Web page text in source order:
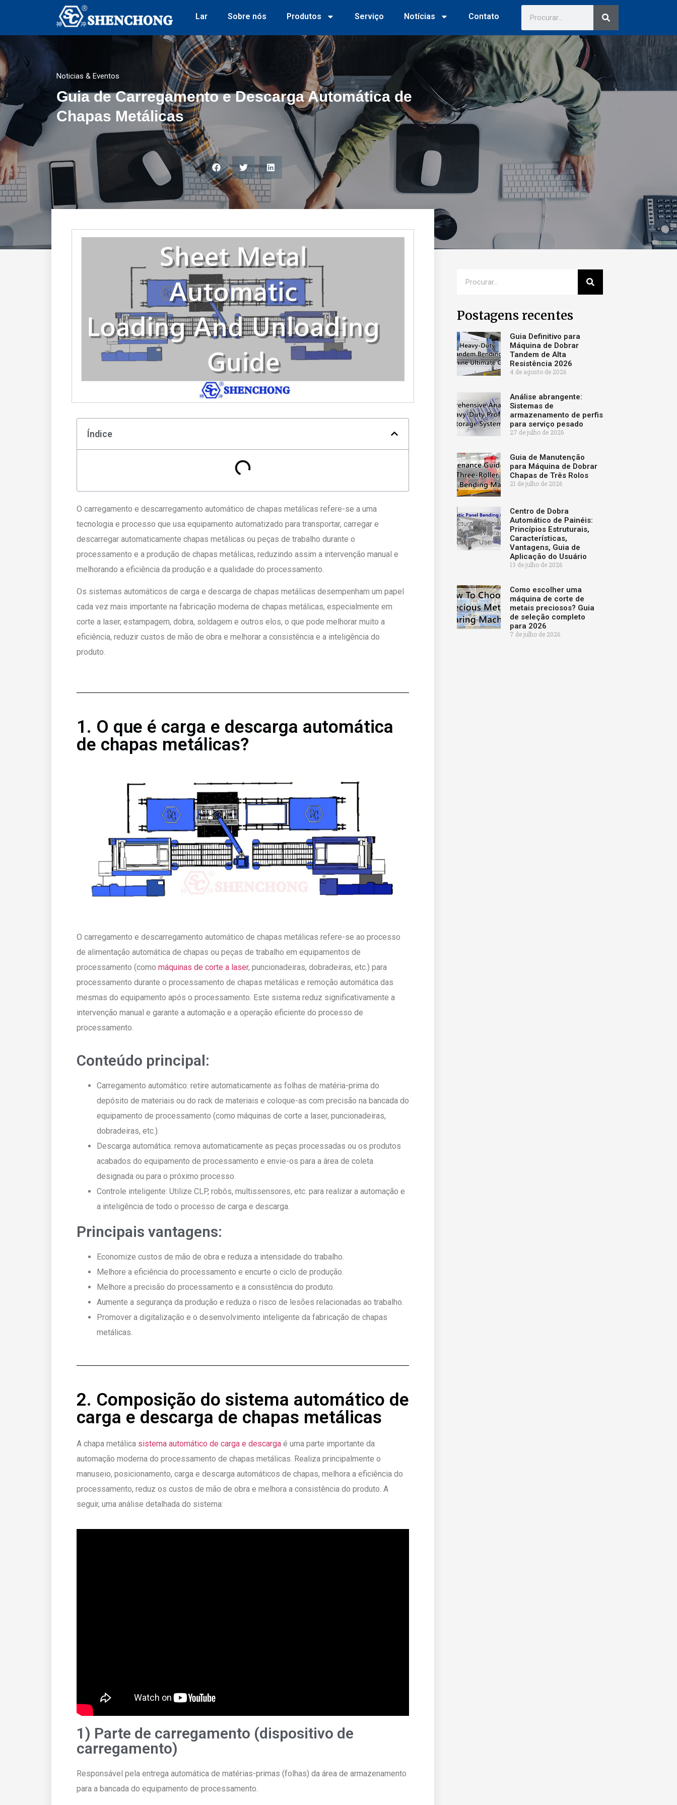
Lar Sobre nós Produtos Serviço Notícias Contato
Noticias & Eventos
Guia de Carregamento e Descarga Automática de
Chapas Metálicas
Índice
O carregamento e descarregamento automático de chapas metálicas refere-se a uma
tecnologia e processo que usa equipamento automatizado para transportar, carregar e
descarregar automaticamente chapas metálicas ou peças de trabalho durante o
processamento e a produção de chapas metálicas, reduzindo assim a intervenção manual e
melhorando a eficiência da produção e a qualidade do processamento.
Os sistemas automáticos de carga e descarga de chapas metálicas desempenham um papel
cada vez mais importante na fabricação moderna de chapas metálicas, especialmente em
corte a laser, estampagem, dobra, soldagem e outros elos, o que pode melhorar muito a
eficiência, reduzir custos de mão de obra e melhorar a consistência e a inteligência do
produto.
1. O que é carga e descarga automática
de chapas metálicas?
O carregamento e descarregamento automático de chapas metálicas refere-se ao processo
de alimentação automática de chapas ou peças de trabalho em equipamentos de
processamento (como máquinas de corte a laser, puncionadeiras, dobradeiras, etc.) para
processamento durante o processamento de chapas metálicas e remoção automática das
mesmas do equipamento após o processamento. Este sistema reduz significativamente a
intervenção manual e garante a automação e a operação eficiente do processo de
processamento.
Conteúdo principal:
Carregamento automático: retire automaticamente as folhas de matéria-prima do
depósito de materiais ou do rack de materiais e coloque-as com precisão na bancada do
equipamento de processamento (como máquinas de corte a laser, puncionadeiras,
dobradeiras, etc.).
Descarga automática: remova automaticamente as peças processadas ou os produtos
acabados do equipamento de processamento e envie-os para a área de coleta
designada ou para o próximo processo.
Controle inteligente: Utilize CLP, robôs, multissensores, etc. para realizar a automação e
a inteligência de todo o processo de carga e descarga.
Principais vantagens:
Economize custos de mão de obra e reduza a intensidade do trabalho.
Melhore a eficiência do processamento e encurte o ciclo de produção.
Melhore a precisão do processamento e a consistência do produto.
Aumente a segurança da produção e reduza o risco de lesões relacionadas ao trabalho.
Promover a digitalização e o desenvolvimento inteligente da fabricação de chapas
metálicas.
2. Composição do sistema automático de
carga e descarga de chapas metálicas
A chapa metálica sistema automático de carga e descarga é uma parte importante da
automação moderna do processamento de chapas metálicas. Realiza principalmente o
manuseio, posicionamento, carga e descarga automáticos de chapas, melhora a eficiência do
processamento, reduz os custos de mão de obra e melhora a consistência do produto. A
seguir, uma análise detalhada do sistema:
1) Parte de carregamento (dispositivo de
carregamento)
Responsável pela entrega automática de matérias-primas (folhas) da área de armazenamento
para a bancada do equipamento de processamento.
Postagens recentes
Guia Definitivo para
Máquina de Dobrar
Tandem de Alta
Resistência 2026
4 de agosto de 2026
Análise abrangente:
Sistemas de
armazenamento de perfis
para serviço pesado
27 de julho de 2026
Guia de Manutenção
para Máquina de Dobrar
Chapas de Três Rolos
21 de julho de 2026
Centro de Dobra
Automático de Painéis:
Princípios Estruturais,
Características,
Vantagens, Guia de
Aplicação do Usuário
13 de julho de 2026
Como escolher uma
máquina de corte de
metais preciosos? Guia
de seleção completo
para 2026
7 de julho de 2026